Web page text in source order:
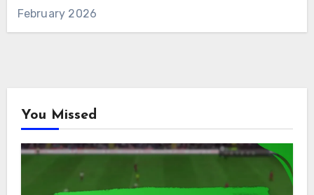
February 2026
You Missed